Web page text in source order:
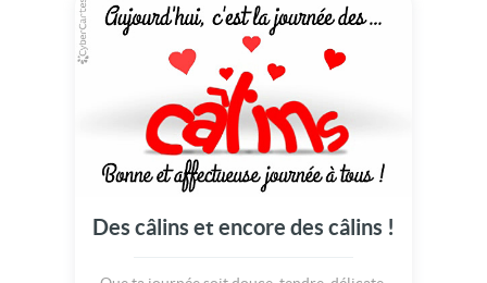
Des câlins et encore des câlins !